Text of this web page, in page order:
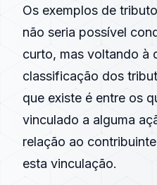
Os exemplos de
não seria possível
curto, mas voltando à
classificação dos
que existe é entre os
vinculado a alguma
relação ao
esta vinculação.